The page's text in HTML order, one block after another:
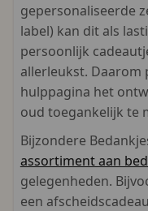
gepersonaliseerde
label) kan dit als
persoonlijk
allerleukst. Daarom
hulppagina het
oud toegankelijk te
Bijzondere
assortiment aan
gelegenheden.
een